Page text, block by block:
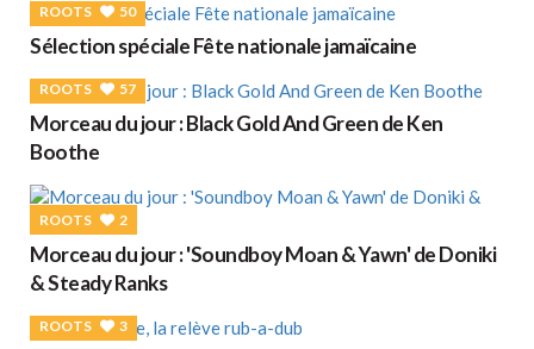
ROOTS 50
Sélection spéciale Fête nationale jamaïcaine
ROOTS 57
Morceau du jour : Black Gold And Green de Ken
Boothe
ROOTS 2
Morceau du jour : 'Soundboy Moan & Yawn' de Doniki
& Steady Ranks
ROOTS 3